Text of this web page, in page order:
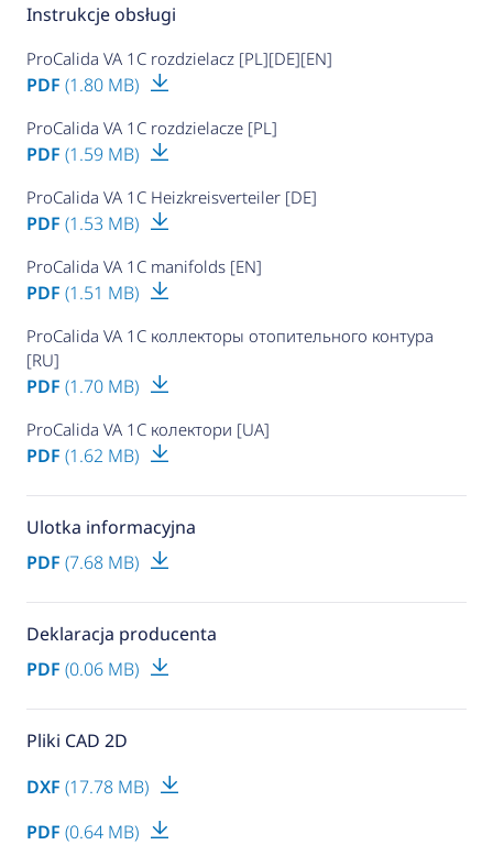
Instrukcje obsługi
ProCalida VA 1C rozdzielacz [PL][DE][EN]
PDF (1.80 MB)
ProCalida VA 1C rozdzielacze [PL]
PDF (1.59 MB)
ProCalida VA 1C Heizkreisverteiler [DE]
PDF (1.53 MB)
ProCalida VA 1C manifolds [EN]
PDF (1.51 MB)
ProCalida VA 1C коллекторы отопительного контура
[RU]
PDF (1.70 MB)
ProCalida VA 1C колектори [UA]
PDF (1.62 MB)
Ulotka informacyjna
PDF (7.68 MB)
Deklaracja producenta
PDF (0.06 MB)
Pliki CAD 2D
DXF (17.78 MB)
PDF (0.64 MB)